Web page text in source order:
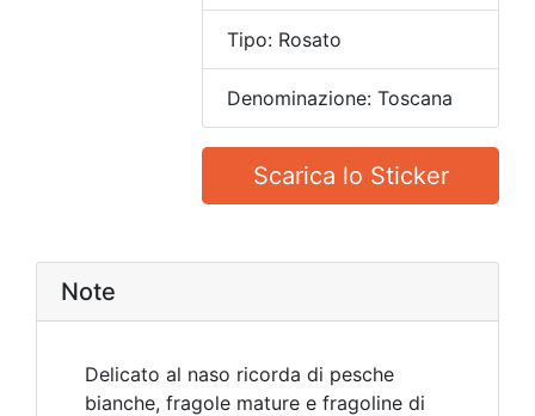
Tipo: Rosato
Denominazione: Toscana
Scarica lo Sticker
Note
Delicato al naso ricorda di pesche
bianche, fragole mature e fragoline di